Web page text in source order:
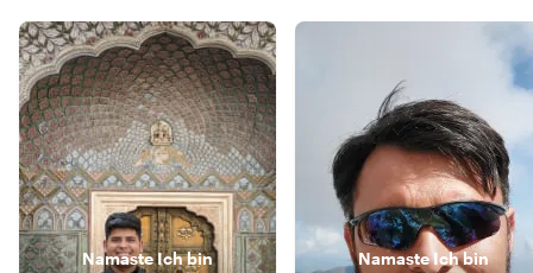
NamasteIch bin NamasteIch bin